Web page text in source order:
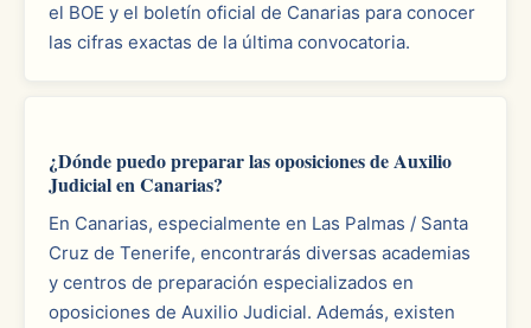
el BOE y el boletín oficial de Canarias para conocer
las cifras exactas de la última convocatoria.
¿Dónde puedo preparar las oposiciones de Auxilio
Judicial en Canarias?
En Canarias, especialmente en Las Palmas / Santa
Cruz de Tenerife, encontrarás diversas academias
y centros de preparación especializados en
oposiciones de Auxilio Judicial. Además, existen